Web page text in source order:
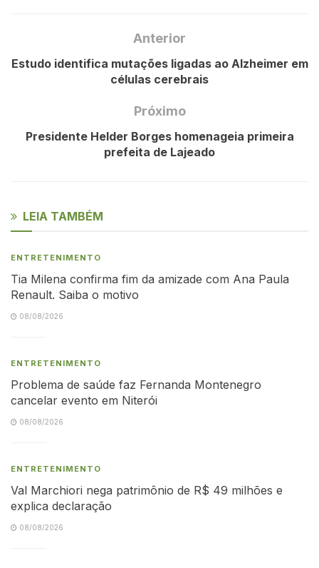
Anterior
Estudo identifica mutações ligadas ao Alzheimer em
células cerebrais
Próximo
Presidente Helder Borges homenageia primeira
prefeita de Lajeado
LEIA TAMBÉM
ENTRETENIMENTO
Tia Milena confirma fim da amizade com Ana Paula
Renault. Saiba o motivo
08/08/2026
ENTRETENIMENTO
Problema de saúde faz Fernanda Montenegro
cancelar evento em Niterói
08/08/2026
ENTRETENIMENTO
Val Marchiori nega patrimônio de R$ 49 milhões e
explica declaração
08/08/2026